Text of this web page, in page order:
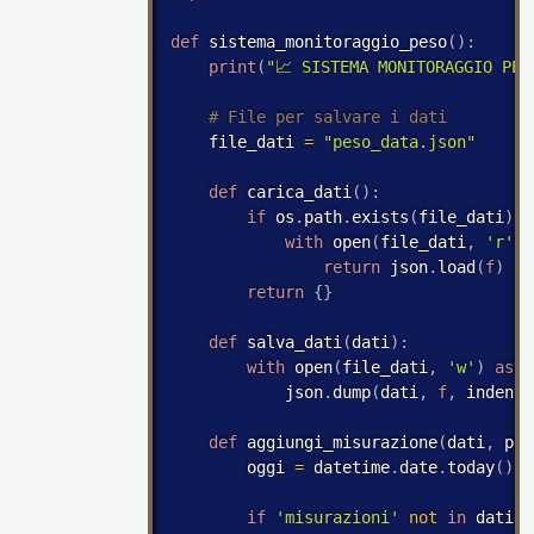
def sistema_monitoraggio_peso( ) :
print ( "📈 SISTEMA MONITORAGGIO
    file_dati
= "peso_data.json"
def carica_dati ( ) :
if os . path. exists (file_dati )
with open(file_dati , 'r'
return json. load (f)
return {}
def salva_dati (dati ) :
with open(file_dati , 'w' ) as
            json
.dump(dati , f, indent
def aggiungi_misurazione(dati ,
        oggi
= datetime.date.today( )
if 'misurazioni' not in dati